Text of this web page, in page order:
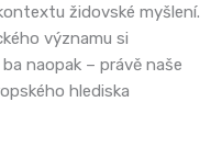
židovské myšlení.
významu si
naopak – právě naše
hlediska